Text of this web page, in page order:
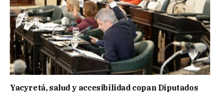
Yacyretá, salud y accesibilidad copan Diputados